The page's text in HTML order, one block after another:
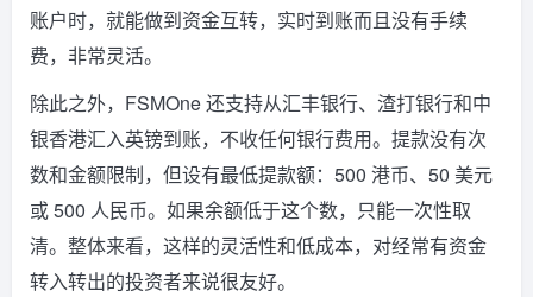
账户时，就能做到资金互转，实时到账而且没有手续
费，非常灵活。
除此之外，FSMOne 还支持从汇丰银行、渣打银行和中
银香港汇入英镑到账，不收任何银行费用。提款没有次
数和金额限制，但设有最低提款额：500 港币、50 美元
或 500 人民币。如果余额低于这个数，只能一次性取
清。整体来看，这样的灵活性和低成本，对经常有资金
转入转出的投资者来说很友好。